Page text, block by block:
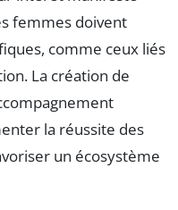
femmes doivent
comme ceux liés
La création de
la réussite des
un écosystème